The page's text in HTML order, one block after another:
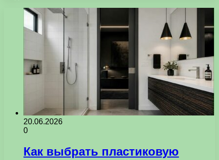
20.06.2026
0
Как выбрать пластиковую